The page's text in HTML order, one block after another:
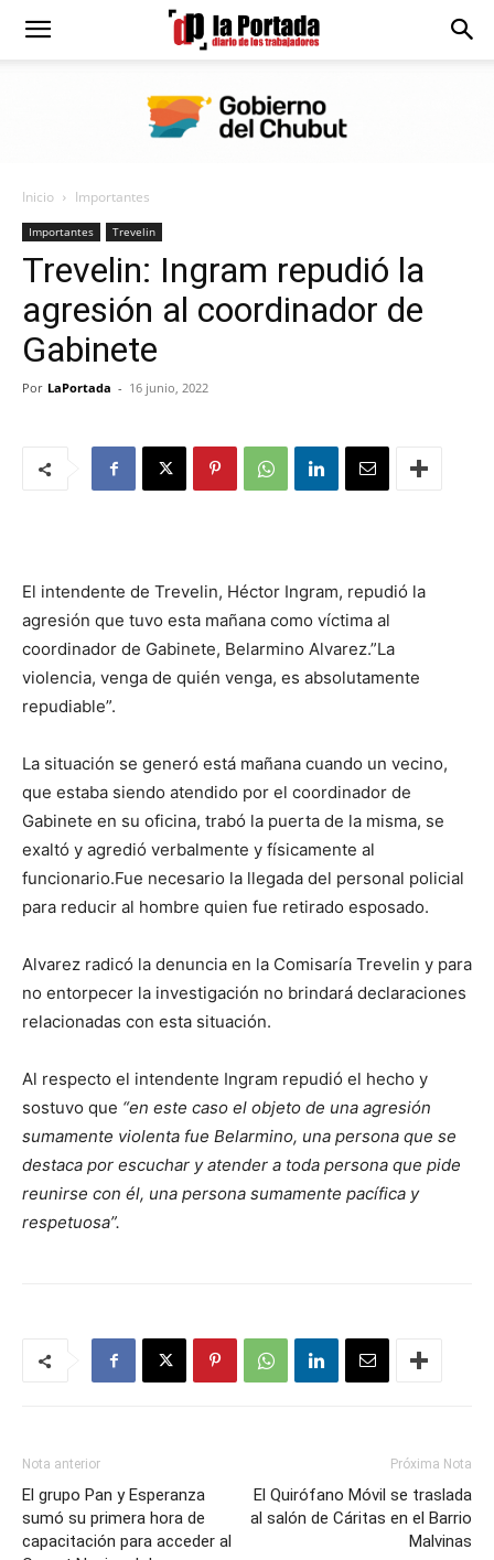
Diario
Portada
Inicio Importantes
Importantes Trevelin
Trevelin: Ingram repudió la
agresión al coordinador de
Gabinete
Por LaPortada - 16 junio, 2022
El intendente de Trevelin, Héctor Ingram, repudió la
agresión que tuvo esta mañana como víctima al
coordinador de Gabinete, Belarmino Alvarez.”La
violencia, venga de quién venga, es absolutamente
repudiable”.
La situación se generó está mañana cuando un vecino,
que estaba siendo atendido por el coordinador de
Gabinete en su oficina, trabó la puerta de la misma, se
exaltó y agredió verbalmente y físicamente al
funcionario.Fue necesario la llegada del personal policial
para reducir al hombre quien fue retirado esposado.
Alvarez radicó la denuncia en la Comisaría Trevelin y para
no entorpecer la investigación no brindará declaraciones
relacionadas con esta situación.
Al respecto el intendente Ingram repudió el hecho y
sostuvo que “en este caso el objeto de una agresión
sumamente violenta fue Belarmino, una persona que se
destaca por escuchar y atender a toda persona que pide
reunirse con él, una persona sumamente pacífica y
respetuosa”.
Nota anterior
El grupo Pan y Esperanza
sumó su primera hora de
capacitación para acceder al
Próxima Nota
El Quirófano Móvil se traslada
al salón de Cáritas en el Barrio
Malvinas